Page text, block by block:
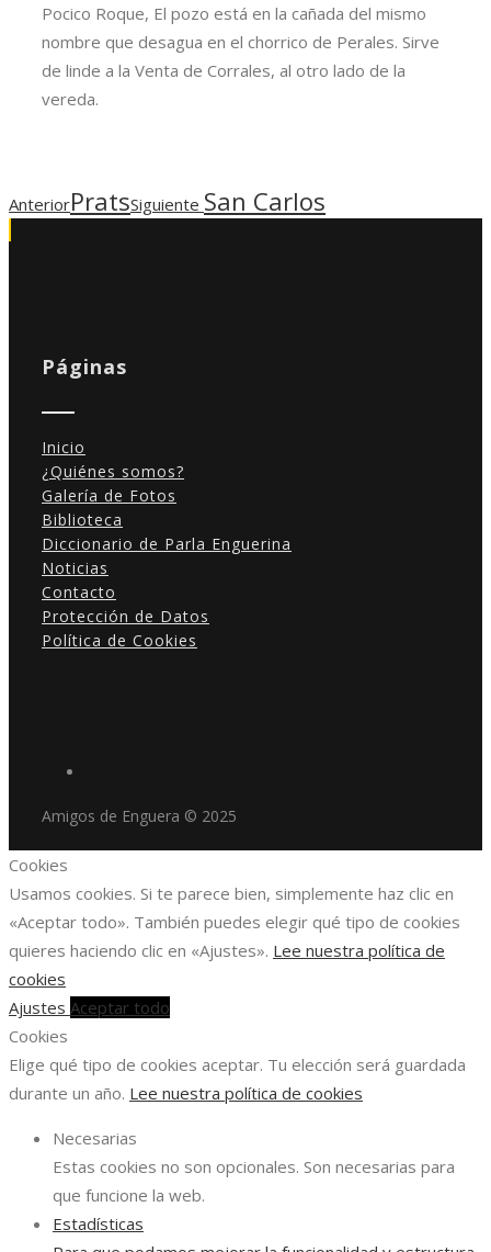
Pocico Roque, El pozo está en la cañada del mismo
nombre que desagua en el chorrico de Perales. Sirve
de linde a la Venta de Corrales, al otro lado de la
vereda.
AnteriorPratsSiguiente San Carlos
Páginas
Inicio
¿Quiénes somos?
Galería de Fotos
Biblioteca
Diccionario de Parla Enguerina
Noticias
Contacto
Protección de Datos
Política de Cookies
Amigos de Enguera © 2025
Cookies
Usamos cookies. Si te parece bien, simplemente haz clic en
«Aceptar todo». También puedes elegir qué tipo de cookies
quieres haciendo clic en «Ajustes». Lee nuestra política de
cookies
Ajustes Aceptar todo
Cookies
Elige qué tipo de cookies aceptar. Tu elección será guardada
durante un año. Lee nuestra política de cookies
Necesarias
Estas cookies no son opcionales. Son necesarias para
que funcione la web.
Estadísticas